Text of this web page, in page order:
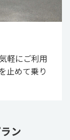
軽にご利用
止めて乗り
ン